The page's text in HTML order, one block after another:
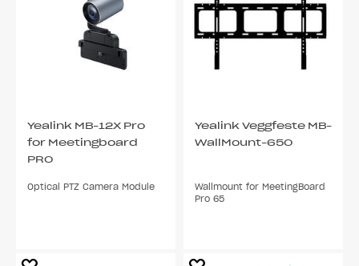
Yealink MB-12X Pro
for Meetingboard
PRO
Optical PTZ Camera Module
Yealink Veggfeste MB-
WallMount-650
Wallmount for MeetingBoard
Pro 65